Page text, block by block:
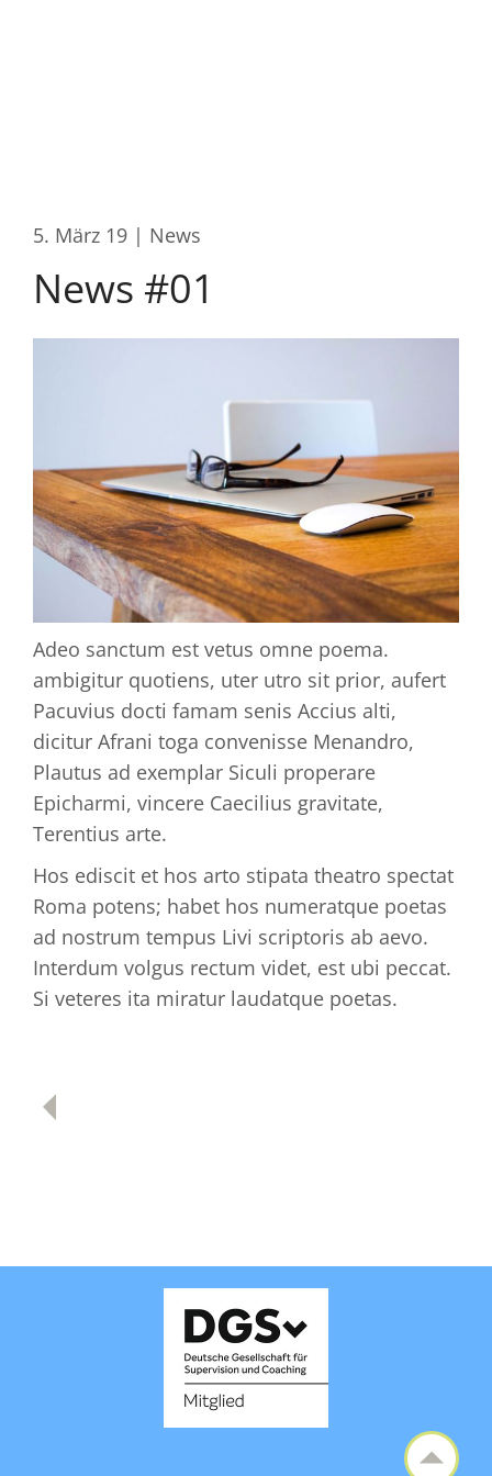
Systemische Beratung
Methode
ADHS Coaching
5. März 19 | News
News #01
Adeo sanctum est vetus omne poema.
ambigitur quotiens, uter utro sit prior, aufert
Pacuvius docti famam senis Accius alti,
dicitur Afrani toga convenisse Menandro,
Plautus ad exemplar Siculi properare
Epicharmi, vincere Caecilius gravitate,
Terentius arte.
Hos ediscit et hos arto stipata theatro spectat
Roma potens; habet hos numeratque poetas
ad nostrum tempus Livi scriptoris ab aevo.
Interdum volgus rectum videt, est ubi peccat.
Si veteres ita miratur laudatque poetas.